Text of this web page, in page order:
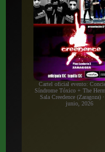
Cartel oficial evento:
Síndrome Tóxico + The
Sala Creedence (Zaragoza)
junio, 2026